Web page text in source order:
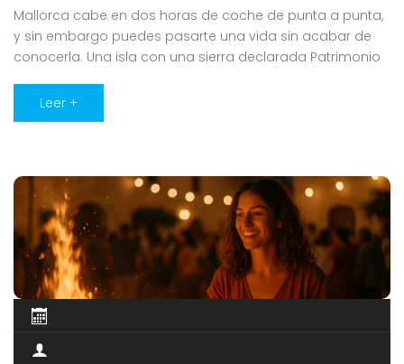
Mallorca cabe en dos horas de coche de punta a punta,
y sin embargo puedes pasarte una vida sin acabar de
conocerla. Una isla con una sierra declarada Patrimonio
salinas con flamencos, uno de los cielos nocturnos más
limpios del Mediterráneo y las carreteras que sueña [...]
Leer +